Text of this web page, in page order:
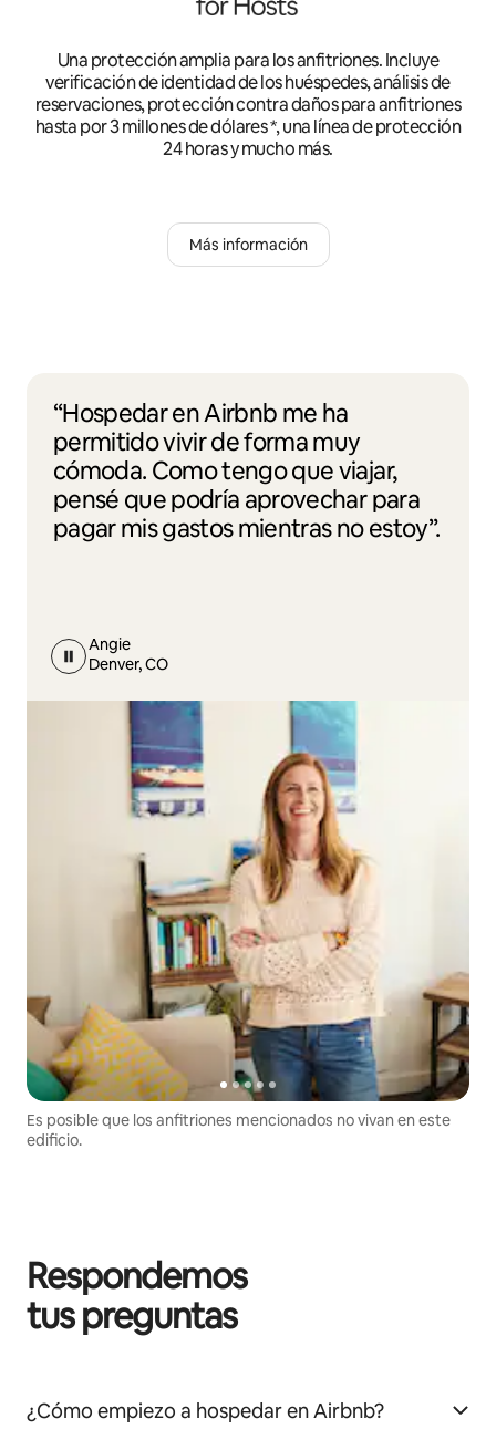
Una protección amplia para los anfitriones. Incluye
verificación de identidad de los huéspedes, análisis de
reservaciones, protección contra daños para anfitriones
hasta por 3 millones de dólares *, una línea de protección
24 horas y mucho más.
Más información
“Hospedar en Airbnb me ha
permitido vivir de forma muy
cómoda. Como tengo que viajar,
pensé que podría aprovechar para
pagar mis gastos mientras no estoy”.
Angie
Denver, CO
Es posible que los anfitriones mencionados no vivan en este
edificio.
Respondemos
tus preguntas
¿Cómo empiezo a hospedar en Airbnb?